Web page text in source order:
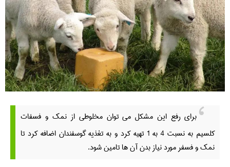
برای رفع این مشکل می توان مخلوطی از نمک و فسفات
کلسیم به نسبت 4 به 1 تهیه کرد و به تغذیه گوسفندان اضافه کرد تا
نمک و فسفر مورد نیاز بدن آن ها تامین شود.